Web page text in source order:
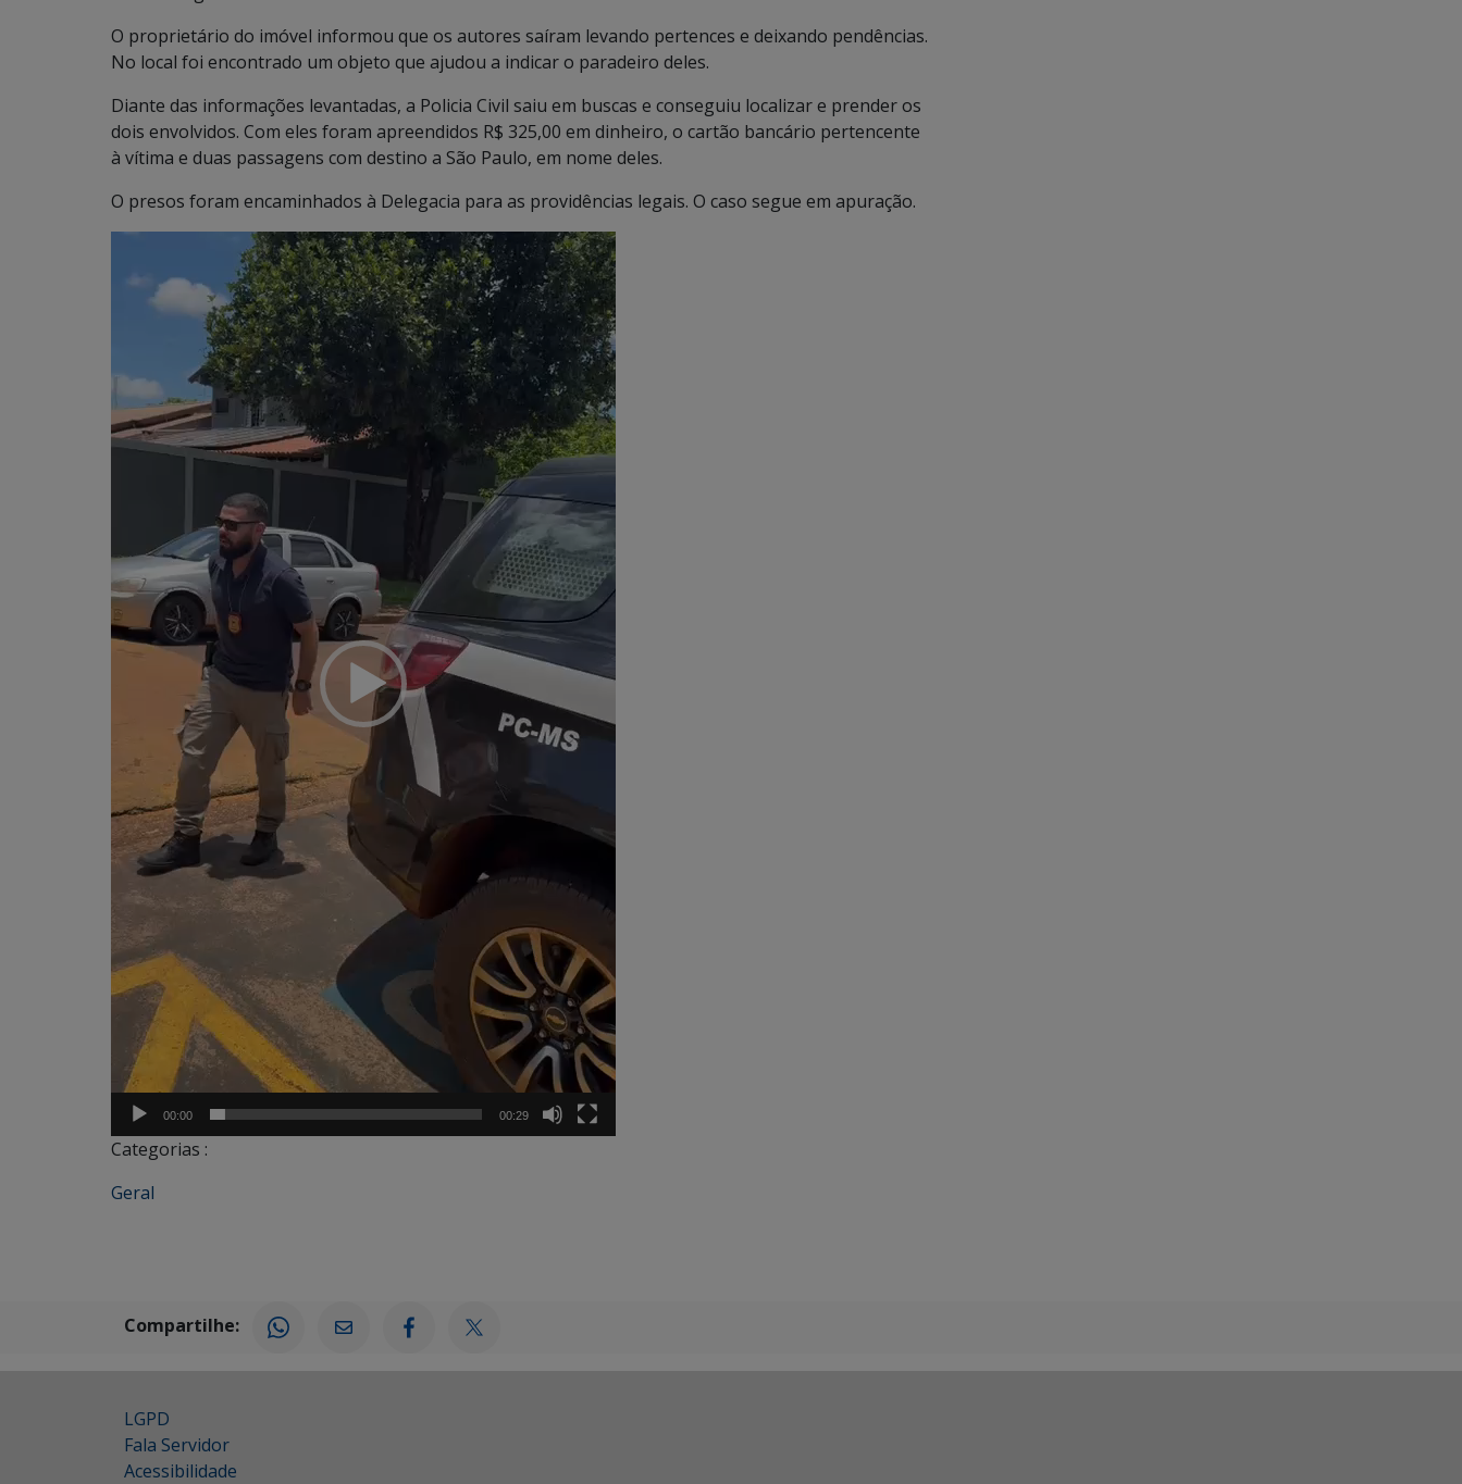
O proprietário do imóvel informou que os autores saíram levando pertences e deixando pendências.
No local foi encontrado um objeto que ajudou a indicar o paradeiro deles.
Diante das informações levantadas, a Policia Civil saiu em buscas e conseguiu localizar e prender os
dois envolvidos. Com eles foram apreendidos R$ 325,00 em dinheiro, o cartão bancário pertencente
à vítima e duas passagens com destino a São Paulo, em nome deles.
O presos foram encaminhados à Delegacia para as providências legais. O caso segue em apuração.
vídeo
00:00 00:29
Categorias :
Geral
Compartilhe:
LGPD
Fala Servidor
Acessibilidade